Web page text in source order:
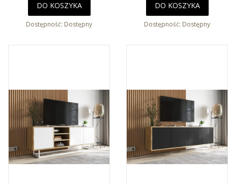
DO KOSZYKA
Dostępność: Dostępny
DO KOSZYKA
Dostępność: Dostępny